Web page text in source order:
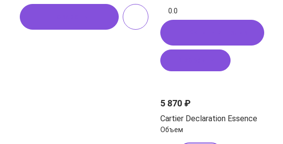
0.0
5 870 ₽
Cartier Declaration Essence
Объем